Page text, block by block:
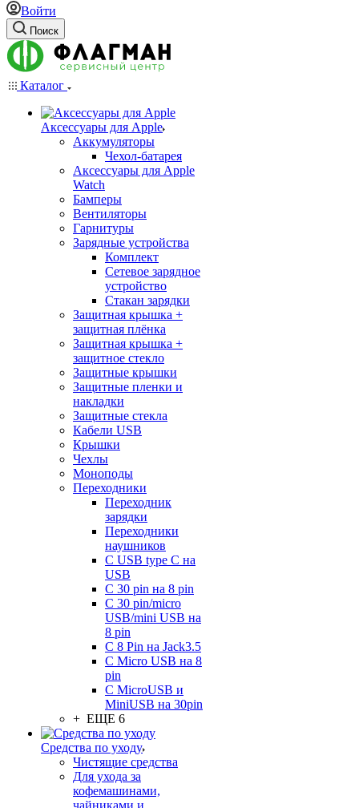
Войти
Поиск
Каталог
Аксессуары для Apple
Аккумуляторы
Чехол-батарея
Аксессуары для Apple
Watch
Бамперы
Вентиляторы
Гарнитуры
Зарядные устройства
Комплект
Сетевое зарядное
устройство
Стакан зарядки
Защитная крышка +
защитная плёнка
Защитная крышка +
защитное стекло
Защитные крышки
Защитные пленки и
накладки
Защитные стекла
Кабели USB
Крышки
Чехлы
Моноподы
Переходники
Переходник
зарядки
Переходники
наушников
С USB type C на
USB
С 30 pin на 8 pin
С 30 pin/micro
USB/mini USB на
8 pin
С 8 Pin на Jack3.5
С Micro USB на 8
pin
С MicroUSB и
MiniUSB на 30pin
+ ЕЩЕ 6
Средства по уходу
Чистящие средства
Для ухода за
кофемашинами,
чайниками и